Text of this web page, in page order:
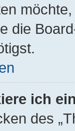
die
ich
des